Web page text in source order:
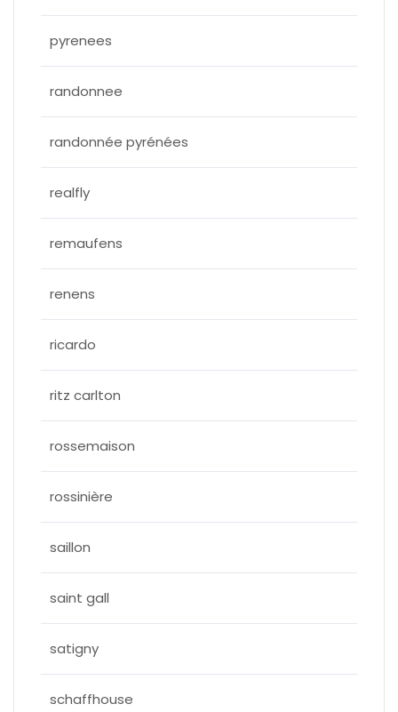
pyrenees
randonnee
randonnée pyrénées
realfly
remaufens
renens
ricardo
ritz carlton
rossemaison
rossinière
saillon
saint gall
satigny
schaffhouse